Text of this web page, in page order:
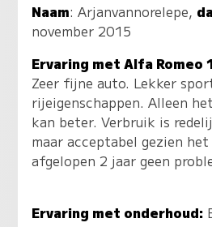
Naam:Arjanvannorelepe,
november 2015
Ervaring met Alfa Romeo
Zeer fijne auto. Lekker
rijeigenschappen. Alleen
kan beter. Verbruik is
maar acceptabel gezien het
afgelopen 2 jaar geen
Ervaring met onderhoud: